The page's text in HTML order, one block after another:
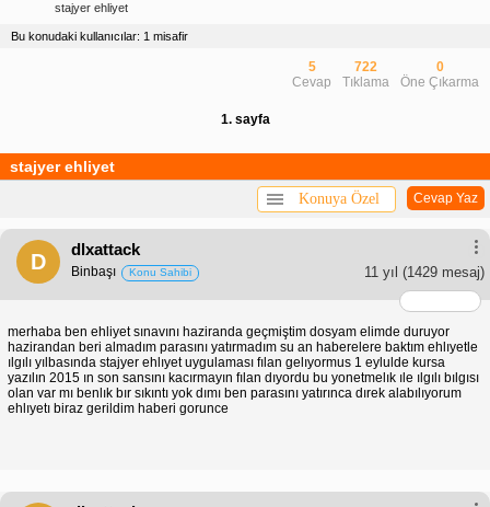
stajyer ehliyet
Bu konudaki kullanıcılar: 1 misafir
5
Cevap
722
Tıklama
0
Öne Çıkarma
1. sayfa
stajyer ehliyet
Cevap Yaz
Konuya Özel
D
dlxattack
11 yıl (1429 mesaj)
Binbaşı Konu Sahibi
merhaba ben ehliyet sınavını haziranda geçmiştim dosyam elimde duruyor
hazirandan beri almadım parasını yatırmadım su an haberelere baktım ehlıyetle
ılgılı yılbasında stajyer ehlıyet uygulaması fılan gelıyormus 1 eylulde kursa
yazılın 2015 ın son sansını kacırmayın fılan dıyordu bu yonetmelık ıle ılgılı bılgısı
olan var mı benlık bır sıkıntı yok dımı ben parasını yatırınca dırek alabılıyorum
ehlıyetı biraz gerildim haberi gorunce